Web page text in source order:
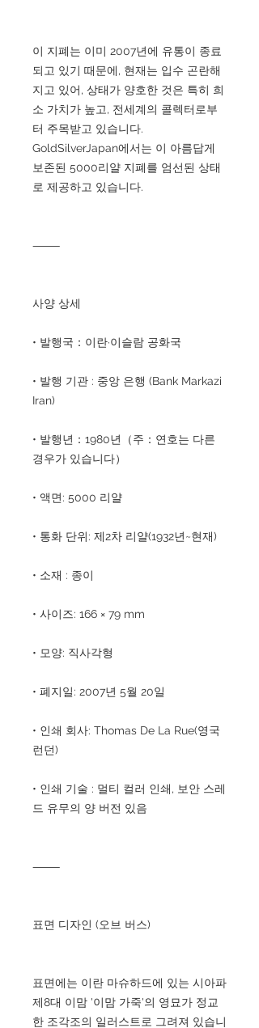
이 지폐는 이미 2007년에 유통이 종료
되고 있기 때문에, 현재는 입수 곤란해
지고 있어, 상태가 양호한 것은 특히 희
소 가치가 높고, 전세계의 콜렉터로부
터 주목받고 있습니다.
GoldSilverJapan에서는 이 아름답게
보존된 5000리얄 지폐를 엄선된 상태
로 제공하고 있습니다.
⸻
사양 상세
• 발행국：이란·이슬람 공화국
• 발행 기관 : 중앙 은행 (Bank Markazi
Iran)
• 발행년：1980년（주：연호는 다른
경우가 있습니다）
• 액면: 5000 리얄
• 통화 단위: 제2차 리얄(1932년~현재)
• 소재 : 종이
• 사이즈: 166 × 79 mm
• 모양: 직사각형
• 폐지일: 2007년 5월 20일
• 인쇄 회사: Thomas De La Rue(영국
런던)
• 인쇄 기술 : 멀티 컬러 인쇄, 보안 스레
드 유무의 양 버전 있음
⸻
표면 디자인 (오브 버스)
표면에는 이란 마슈하드에 있는 시아파
제8대 이맘 '이맘 가죽'의 영묘가 정교
한 조각조의 일러스트로 그려져 있습니